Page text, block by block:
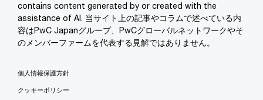
contains content generated by or created with the
assistance of AI. 当サイト上の記事やコラムで述べている内
容はPwC Japanグループ、PwCグローバルネットワークやそ
のメンバーファームを代表する見解ではありません。
個人情報保護方針
クッキーポリシー